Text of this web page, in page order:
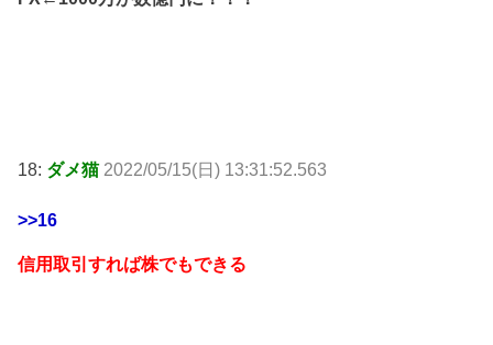
18: ダメ猫 2022/05/15(日) 13:31:52.563
>>16
信用取引すれば株でもできる